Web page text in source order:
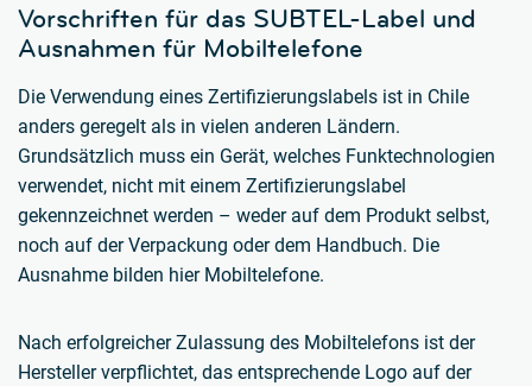
Vorschriften für das SUBTEL-Label und
Ausnahmen für Mobiltelefone
Die Verwendung eines Zertifizierungslabels ist in Chile
anders geregelt als in vielen anderen Ländern.
Grundsätzlich muss ein Gerät, welches Funktechnologien
verwendet, nicht mit einem Zertifizierungslabel
gekennzeichnet werden – weder auf dem Produkt selbst,
noch auf der Verpackung oder dem Handbuch. Die
Ausnahme bilden hier Mobiltelefone.
Nach erfolgreicher Zulassung des Mobiltelefons ist der
Hersteller verpflichtet, das entsprechende Logo auf der